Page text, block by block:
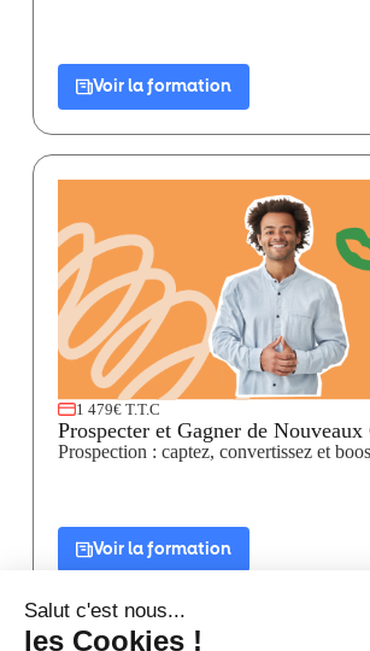
Voir la formation
1 479€ T.T.C
Prospecter et Gagner de
Prospection : captez, convertissez et
Voir la formation